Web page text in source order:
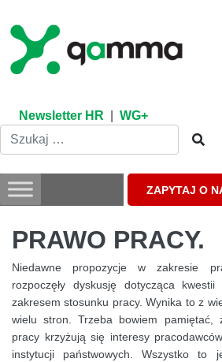
content
Newsletter HR WG+
ZAPYTAJ O
PRAWO PRACY.
Niedawne propozycje w zakresie
rozpoczęły dyskusję dotycząca
zakresem stosunku pracy. Wynika to z
wielu stron. Trzeba bowiem pamiętać,
pracy krzyżują się interesy
instytucji państwowych. Wszystko to